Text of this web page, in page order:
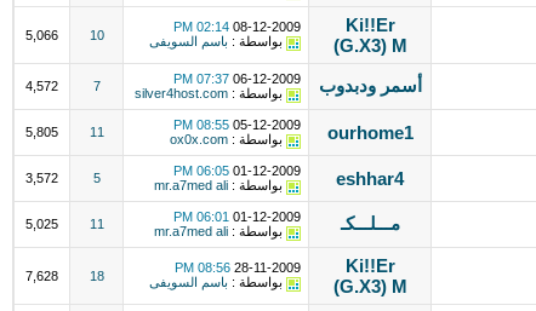
Ki!!Er
(G.X3) M
08-12-2009
02:14 PM
بواسطة : باسم السويفى 10
5,066
أسمر ودبدوب 06-12-2009
07:37 PM
بواسطة : silver4host.com
7
4,572
ourhome1
05-12-2009
08:55 PM
بواسطة : ox0x.com
11
5,805
eshhar4
01-12-2009
06:05 PM
بواسطة : mr.a7med ali
5
3,572
مـــلـــكـ 01-12-2009
06:01 PM
بواسطة : mr.a7med ali
11
5,025
Ki!!Er
(G.X3) M
28-11-2009
08:56 PM
بواسطة : باسم السويفى 18
7,628